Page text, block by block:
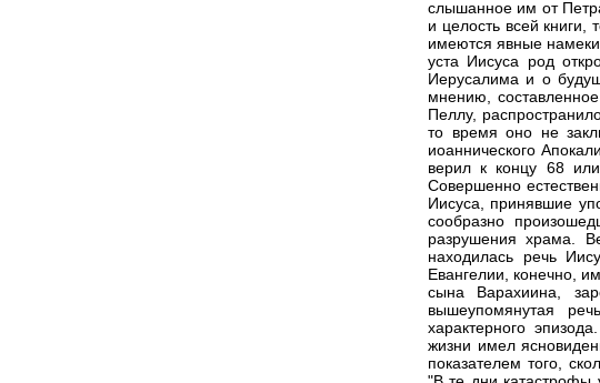
слышанное им от
и целость всей книги,
имеются явные намеки
уста Иисуса род
Иерусалима и о
мнению,
Пеллу,
то время оно не
иоаннического
верил к концу 68
Совершенно
Иисуса, принявшие
сообразно
разрушения храма.
находилась речь
Евангелии, конечно,
сына Варахиина,
вышеупомянутая
характерного
жизни имел
показателем того,